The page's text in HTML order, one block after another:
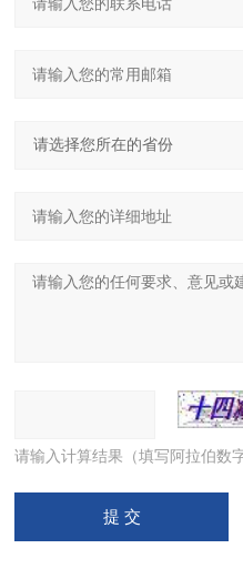
请输入计算结果（填写阿拉伯数